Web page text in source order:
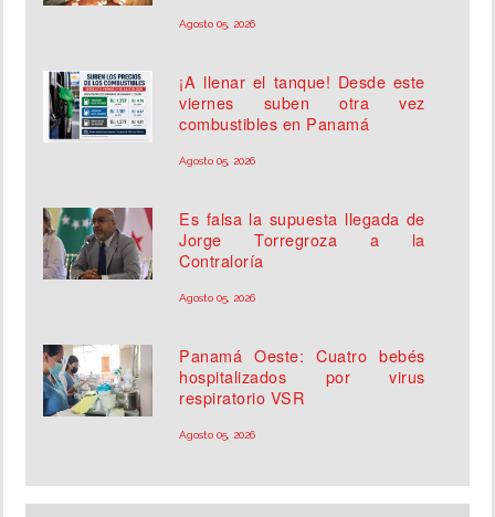
Agosto 05, 2026
¡A llenar el tanque! Desde este
viernes suben otra vez
combustibles en Panamá
Agosto 05, 2026
Es falsa la supuesta llegada de
Jorge Torregroza a la
Contraloría
Agosto 05, 2026
Panamá Oeste: Cuatro bebés
hospitalizados por virus
respiratorio VSR
Agosto 05, 2026